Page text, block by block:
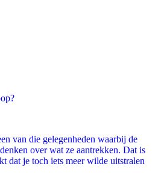
van die gelegenheden waarbij de
over wat ze aantrekken. Dat is
dat je toch iets meer wilde uitstralen